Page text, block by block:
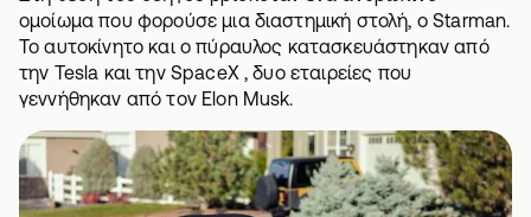
ομοίωμα που φορούσε μια διαστημική στολή, οStarman.
Το αυτοκίνητο και ο πύραυλος κατασκευάστηκαν από
την Tesla και την SpaceX , δυο εταιρείες που
γεννήθηκαν από τον Elon Musk.